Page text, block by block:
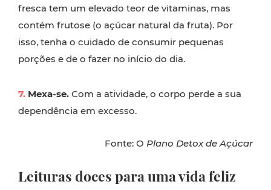
fresca tem um elevado teor de vitaminas, mas
contém frutose (o açúcar natural da fruta). Por
isso, tenha o cuidado de consumir pequenas
porções e de o fazer no início do dia.
7. Mexa-se. Com a atividade, o corpo perde a sua
dependência em excesso.
Fonte: O Plano Detox de Açúcar
Leituras doces para uma vida feliz